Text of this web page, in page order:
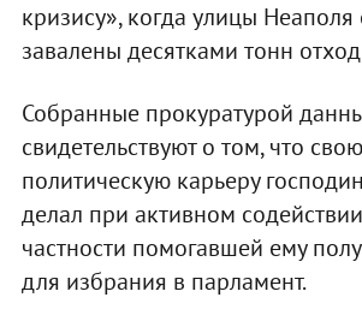
кризису», когда улицы Неаполя
завалены десятками тонн
Собранные прокуратурой
свидетельствуют о том, что свою
политическую карьеру
делал при активном
частности помогавшей ему
для избрания в парламент.